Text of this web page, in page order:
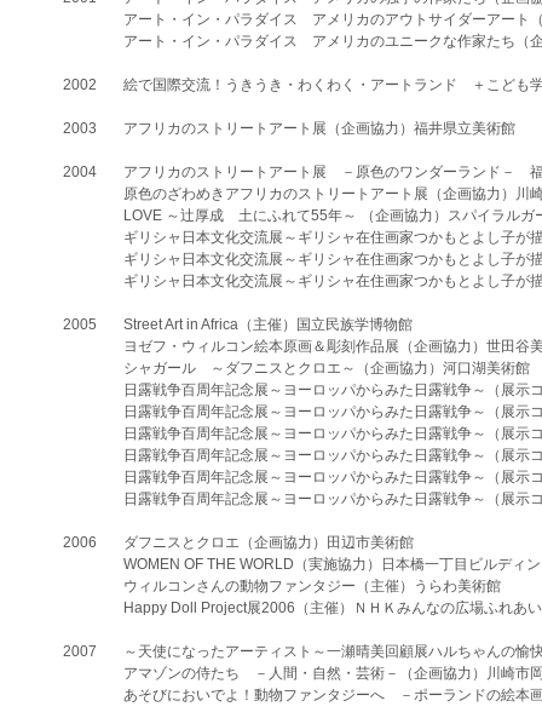
2002
2003
2004
2005
2006
​2007
アート・イン・パラダイス アメリカのアウトサイダーアート
アート・イン・パラダイス アメリカのユニークな作家たち（
絵で国際交流！うきうき・わくわく・アートランド ＋こども
アフリカのストリートアート展（企画協力）福井県立美術館
アフリカのストリートアート展 －原色のワンダーランド－
原色のざわめきアフリカのストリートアート展（企画協力）川
LOVE ～辻厚成 土にふれて55年～ （企画協力）スパイラルガ
ギリシャ日本文化交流展～ギリシャ在住画家つかもとよし子が
ギリシャ日本文化交流展～ギリシャ在住画家つかもとよし子
ギリシャ日本文化交流展～ギリシャ在住画家つかもとよし子
Street Art in Africa（主催）国立民族学博物館
ヨゼフ・ウィルコン絵本原画＆彫刻作品展（企画協力）世田谷
シャガール ～ダフニスとクロエ～（企画協力）河口湖美術館
日露戦争百周年記念展～ヨーロッパからみた日露戦争～（展示
日露戦争百周年記念展～ヨーロッパからみた日露戦争～（展示
日露戦争百周年記念展～ヨーロッパからみた日露戦争～（展示
日露戦争百周年記念展～ヨーロッパからみた日露戦争～（展示
日露戦争百周年記念展～ヨーロッパからみた日露戦争～（展示
日露戦争百周年記念展～ヨーロッパからみた日露戦争～（展
ダフニスとクロエ（企画協力）田辺市美術館
WOMEN OF THE WORLD（実施協力）日本橋一丁目ビルディ
ウィルコンさんの動物ファンタジー（主催）うらわ美術館
Happy Doll Project展2006（主催）ＮＨＫみんなの広場ふれあ
～天使になったアーティスト～一瀬晴美回顧展ハルちゃんの愉
アマゾンの侍たち －人間・自然・芸術－（企画協力）川崎市
あそびにおいでよ！動物ファンタジーへ －ポーランドの絵本